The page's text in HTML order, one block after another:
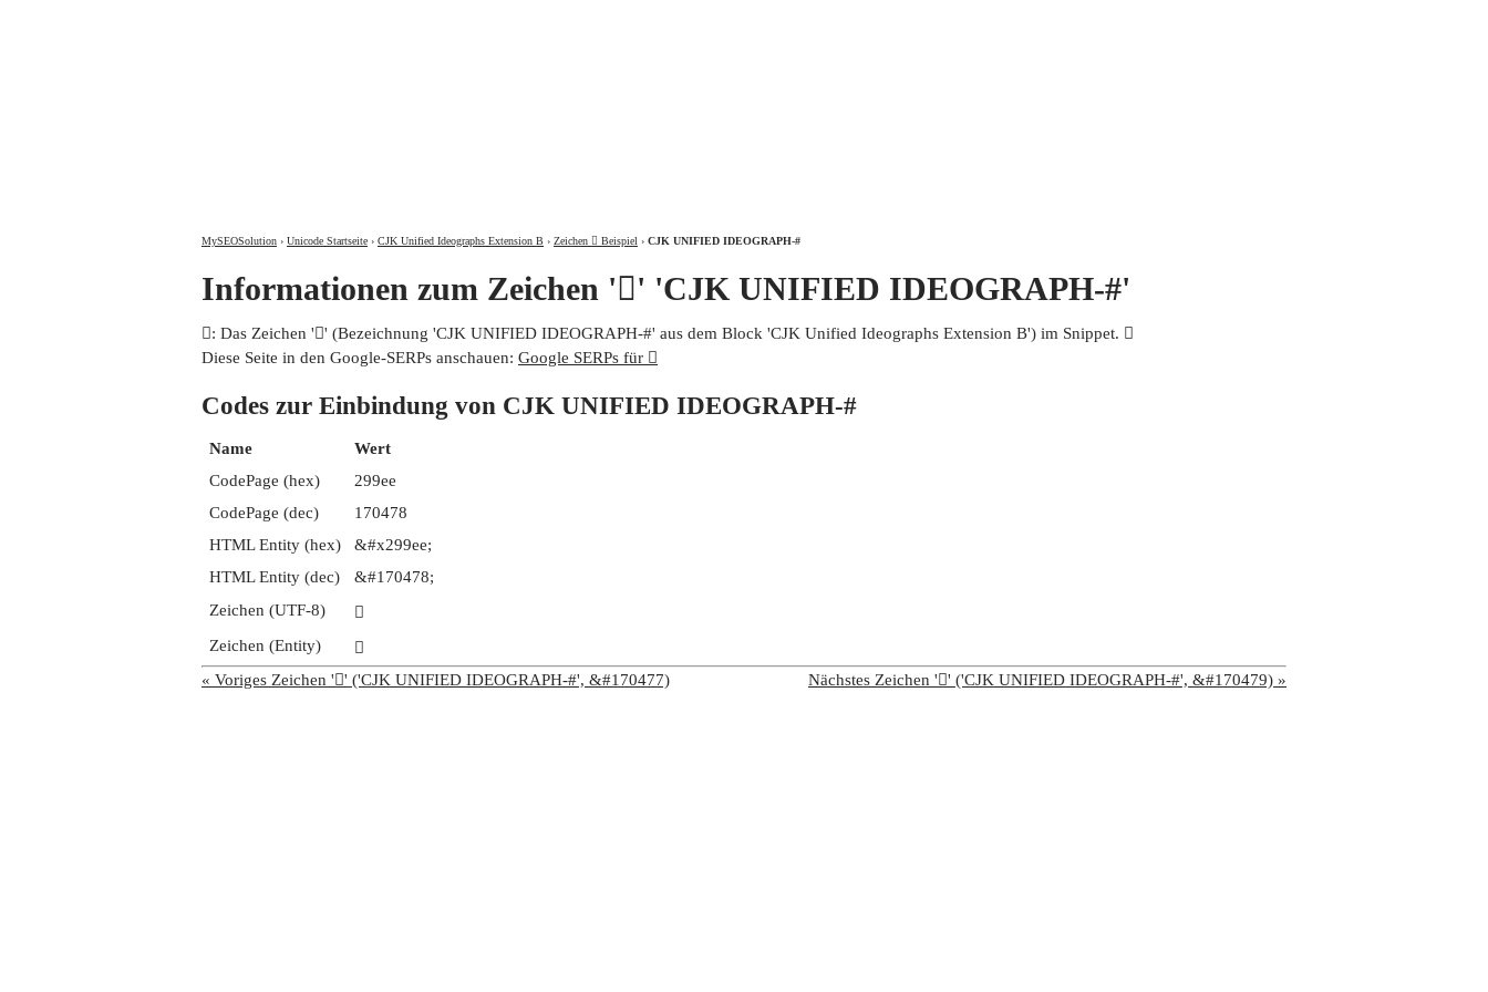
MySEOSolution › Unicode Startseite › CJK Unified Ideographs Extension B › Zeichen 𩧮 Beispiel › CJK UNIFIED IDEOGRAPH-#
Informationen zum Zeichen '𩧮' 'CJK UNIFIED IDEOGRAPH-#'
𩧮: Das Zeichen '𩧮' (Bezeichnung 'CJK UNIFIED IDEOGRAPH-#' aus dem Block 'CJK Unified Ideographs Extension B') im Snippet. 𩧮
Diese Seite in den Google-SERPs anschauen: Google SERPs für 𩧮
Codes zur Einbindung von CJK UNIFIED IDEOGRAPH-#
Name
Wert
CodePage (hex)
299ee
CodePage (dec)
170478
HTML Entity (hex)
&#x299ee;
HTML Entity (dec)
&#170478;
Zeichen (UTF-8)
𩧮
Zeichen (Entity)
𩧮
« Voriges Zeichen '𩧭' ('CJK UNIFIED IDEOGRAPH-#', &#170477)
Nächstes Zeichen '𩧯' ('CJK UNIFIED IDEOGRAPH-#', &#170479) »